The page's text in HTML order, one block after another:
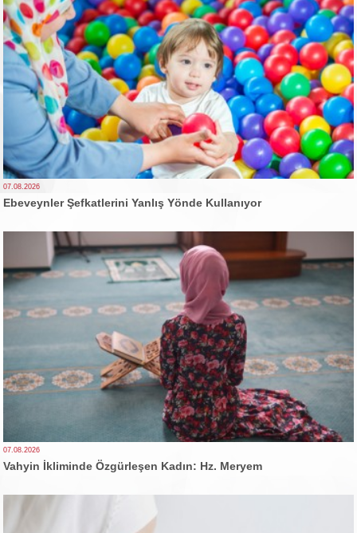
07.08.2026
Ebeveynler Şefkatlerini Yanlış Yönde Kullanıyor
07.08.2026
Vahyin İkliminde Özgürleşen Kadın: Hz. Meryem